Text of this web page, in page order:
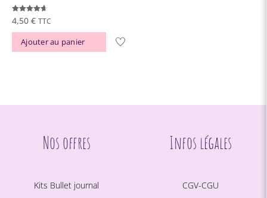
Note
4.67
sur 5
4,50 € TTC
Ajouter au panier
Nos offres
Kits Bullet journal
Infos légales
CGV-CGU